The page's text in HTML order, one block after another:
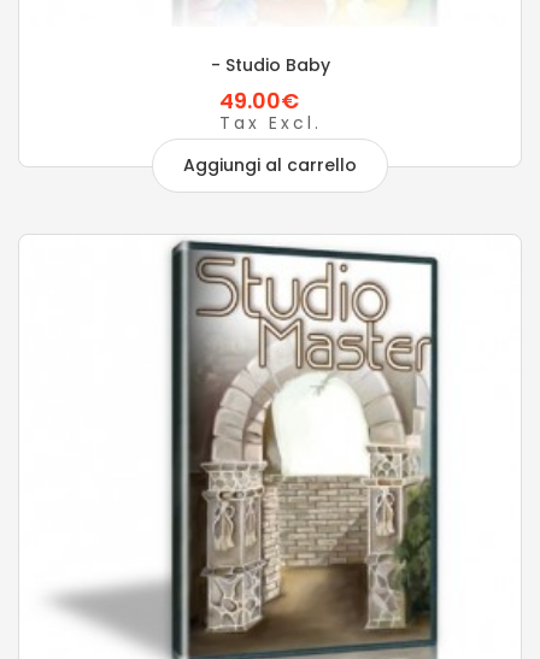
- Studio Baby
49.00€
Tax Excl.
Aggiungi al carrello